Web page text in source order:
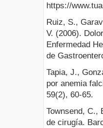
https://
Ruiz, S.,
V. (2006).
Enfermedad
de
Tapia, J.,
por anemia
59(2), 60-65.
Townsend, C.,
de cirugía.